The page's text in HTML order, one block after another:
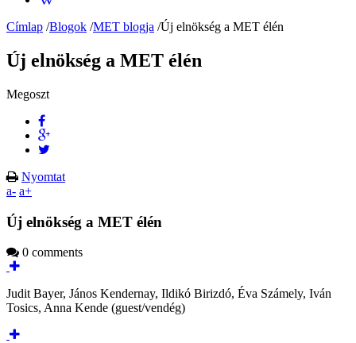
Címlap /Blogok /MET blogja /Új elnökség a MET élén
Új elnökség a MET élén
Megoszt
Nyomtat
a- a+
Új elnökség a MET élén
0 comments
Judit Bayer, János Kendernay, Ildikó Birizdó, Éva Számely, Iván
Tosics, Anna Kende (guest/vendég)